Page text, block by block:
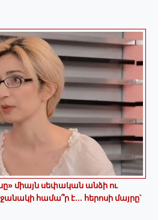
միայն սեփական անձի ու
համա՞ր է․․․ հերոսի մայրը՝